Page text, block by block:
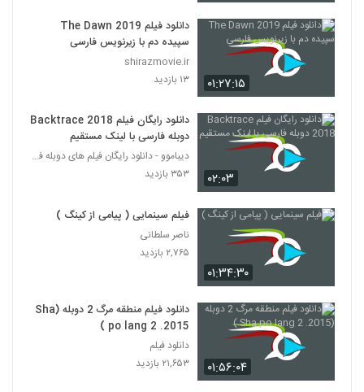
۰۱:۲۷:۱۵
دانلود فیلم The Dawn 2019
سپیده دم با زیرنویس فارسی
shirazmovie.ir
۱۳ بازدید
۰۲:۰۳
دانلود رایگان فیلم Backtrace 2018
دوبله فارسی با لینک مستقیم
دیباموو - دانلود رایگان فیلم های دوبله فارسی
۳۵۳ بازدید
۰۱:۳۴:۳۰
فیلم سینمایی ( پیامی از کینگ )
ناصر سلطانی
۲,۷۶۵ بازدید
۰۱:۵۶:۰۴
دانلود فیلم منطقه مرگ 2 دوبله (Sha
po lang 2 .2015 )
دانلود فیلم
۲۱,۶۵۳ بازدید